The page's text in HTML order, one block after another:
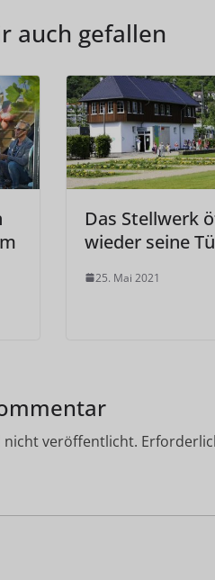
auch gefallen
Das Stellwerk
wieder seine
25. Mai 2021
nicht veröffentlicht.